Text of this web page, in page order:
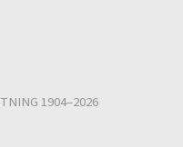
1904–2026